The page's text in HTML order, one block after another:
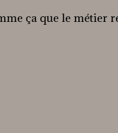
ça que le métier